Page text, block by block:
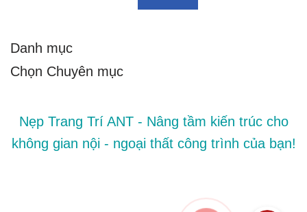
Danh mục
Nẹp Trang Trí ANT - Nâng tầm kiến trúc cho
không gian nội - ngoại thất công trình của bạn!